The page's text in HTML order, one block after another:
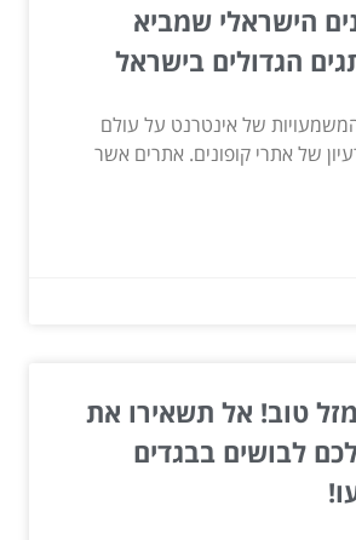
הישראלי שמביא
הגדולים בישראל
של אינטרנט על עולם
של אתרי קופונים. אתרים אשר
טוב! אל תשאירו את
לבושים בבגדים